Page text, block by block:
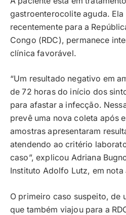
gastroenterocolite aguda.
recentemente para a
Congo (RDC), permanece
clínica favorável.
“Um resultado negativo em
de 72 horas do início dos
para afastar a infecção.
prevê uma nova coleta após
amostras apresentaram
atendendo ao critério
caso”, explicou Adriana
Instituto Adolfo Lutz, em nota
O primeiro caso suspeito, de
que também viajou para a